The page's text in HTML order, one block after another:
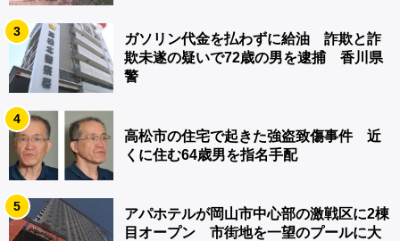
3
ガソリン代金を払わずに給油 詐欺と詐
欺未遂の疑いで72歳の男を逮捕 香川県
警
4
高松市の住宅で起きた強盗致傷事件 近
くに住む64歳男を指名手配
5
アパホテルが岡山市中心部の激戦区に2棟
目オープン 市街地を一望のプールに大